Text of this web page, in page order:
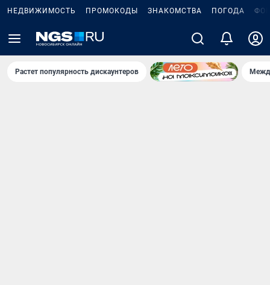
НЕДВИЖИМОСТЬ ПРОМОКОДЫ ЗНАКОМСТВА ПОГОДА
Растет популярность дискаунтеров